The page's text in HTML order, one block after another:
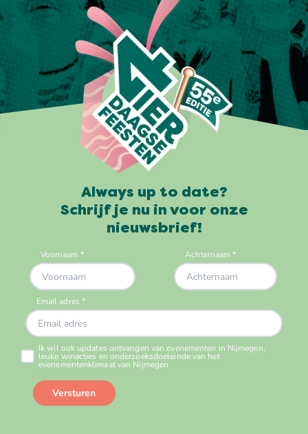
Always up to date?
Schrijf je nu in voor onze
nieuwsbrief!